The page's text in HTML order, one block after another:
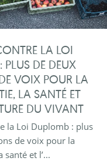
LA LOI
DE DEUX
VOIX POUR LA
LA SANTÉ ET
DU VIVANT
la Loi Duplomb : plus
de voix pour la
et l’...